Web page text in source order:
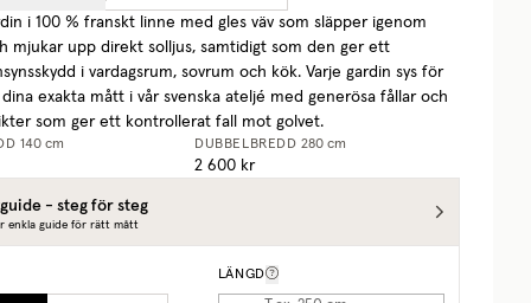
i 100 % franskt linne med gles väv som släpper igenom
mjukar upp direkt solljus, samtidigt som den ger ett
i vardagsrum, sovrum och kök. Varje gardin sys för
exakta mått i vår svenska ateljé med generösa fållar och
som ger ett kontrollerat fall mot golvet.
140 cm DUBBELBREDD 280 cm
2 600 kr
- steg för steg
enkla guide för rätt mått
LÄNGD